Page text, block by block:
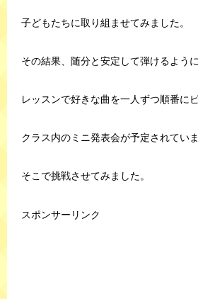
子どもたちに取り組ませてみました。
その結果、随分と安定して弾けるよう
レッスンで好きな曲を一人ずつ順番に
クラス内のミニ発表会が予定されてい
そこで挑戦させてみました。
スポンサーリンク